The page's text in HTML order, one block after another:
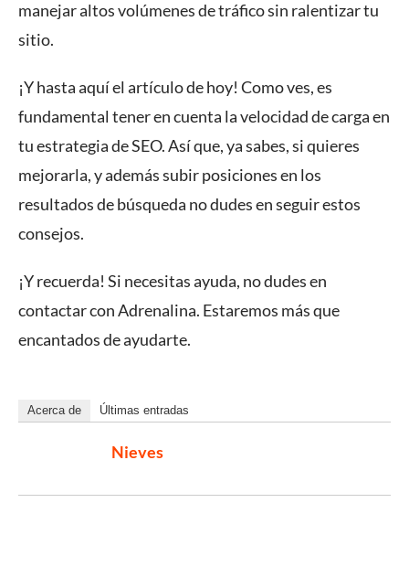
manejar altos volúmenes de tráfico sin ralentizar tu
sitio.
¡Y hasta aquí el artículo de hoy! Como ves, es
fundamental tener en cuenta la velocidad de carga en
tu estrategia de SEO. Así que, ya sabes, si quieres
mejorarla, y además subir posiciones en los
resultados de búsqueda no dudes en seguir estos
consejos.
¡Y recuerda! Si necesitas ayuda, no dudes en
contactar con Adrenalina. Estaremos más que
encantados de ayudarte.
Acerca de Últimas entradas
Nieves